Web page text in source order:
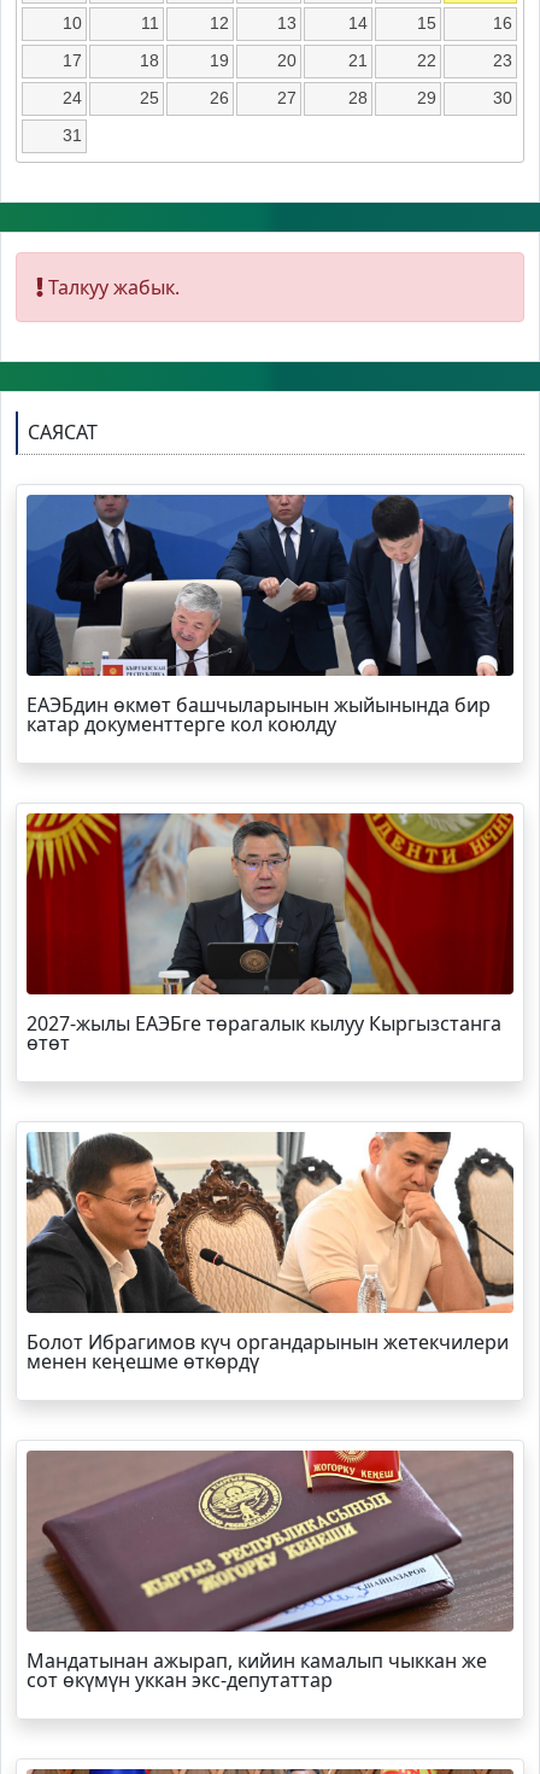
10 11 12 13 14 15
16
17
18 19 20 21 22
23
24
25 26 27 28 29
30
31
Талкуу жабык.
САЯСАТ
ЕАЭБдин өкмөт башчыларынын жыйынында бир
катар документтерге кол коюлду
2027-жылы ЕАЭБге төрагалык кылуу Кыргызстанга
өтөт
Болот Ибрагимов күч органдарынын жетекчилери
менен кеңешме өткөрдү
Мандатынан ажырап, кийин камалып чыккан же
сот өкүмүн уккан экс-депутаттар